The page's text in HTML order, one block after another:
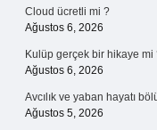
Cloud ücretli mi ?
Ağustos 6, 2026
Kulüp gerçek bir hikaye mi
Ağustos 6, 2026
Avcılık ve yaban hayatı
Ağustos 5, 2026